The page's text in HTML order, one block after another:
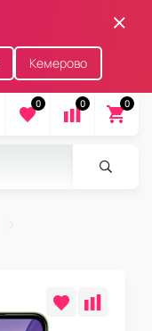
Кемерово
0 0 0